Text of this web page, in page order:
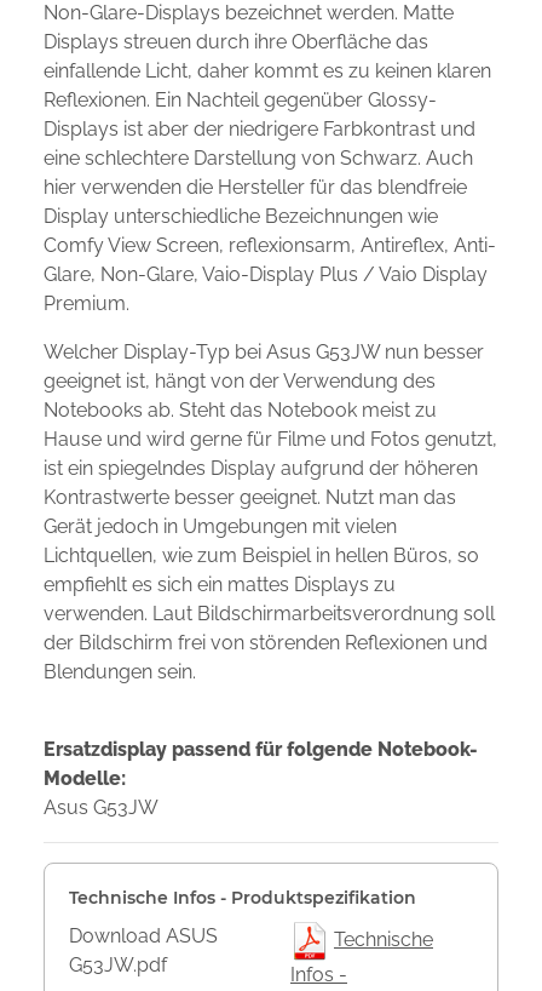
Non-Glare-Displays bezeichnet werden. Matte
Displays streuen durch ihre Oberfläche das
einfallende Licht, daher kommt es zu keinen klaren
Reflexionen. Ein Nachteil gegenüber Glossy-
Displays ist aber der niedrigere Farbkontrast und
eine schlechtere Darstellung von Schwarz. Auch
hier verwenden die Hersteller für das blendfreie
Display unterschiedliche Bezeichnungen wie
Comfy View Screen, reflexionsarm, Antireflex, Anti-
Glare, Non-Glare, Vaio-Display Plus / Vaio Display
Premium.
Welcher Display-Typ bei Asus G53JW nun besser
geeignet ist, hängt von der Verwendung des
Notebooks ab. Steht das Notebook meist zu
Hause und wird gerne für Filme und Fotos genutzt,
ist ein spiegelndes Display aufgrund der höheren
Kontrastwerte besser geeignet. Nutzt man das
Gerät jedoch in Umgebungen mit vielen
Lichtquellen, wie zum Beispiel in hellen Büros, so
empfiehlt es sich ein mattes Displays zu
verwenden. Laut Bildschirmarbeitsverordnung soll
der Bildschirm frei von störenden Reflexionen und
Blendungen sein.
Ersatzdisplay passend für folgende Notebook-
Modelle:
Asus G53JW
Technische Infos - Produktspezifikation
Download ASUS
G53JW.pdf
Technische
Infos -